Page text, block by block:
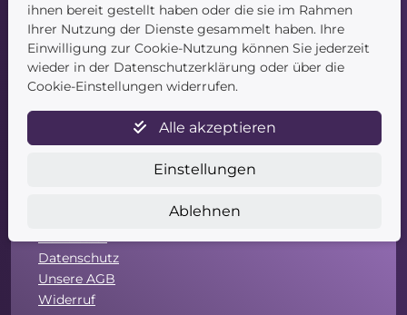
Startseite
Blog
Kontakt
Datenschutz
Unsere AGB
Widerruf
ihnen bereit gestellt haben oder die sie im Rahmen
Ihrer Nutzung der Dienste gesammelt haben. Ihre
Einwilligung zur Cookie-Nutzung können Sie jederzeit
wieder in der Datenschutzerklärung oder über die
Cookie-Einstellungen widerrufen.
Alle akzeptieren
Einstellungen
Ablehnen